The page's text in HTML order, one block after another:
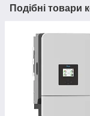
Подібні товари